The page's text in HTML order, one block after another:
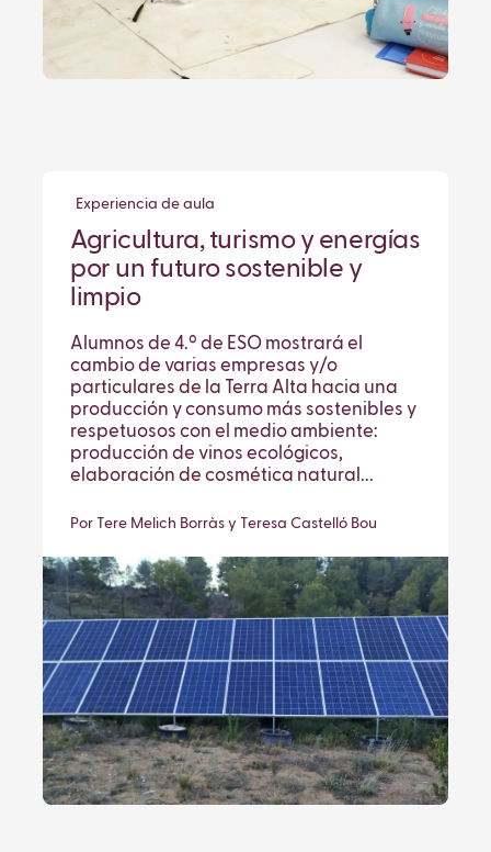
Experiencia de aula
Agricultura, turismo y energías
por un futuro sostenible y
limpio
Alumnos de 4.º de ESO mostrará el
cambio de varias empresas y/o
particulares de la Terra Alta hacia una
producción y consumo más sostenibles y
respetuosos con el medio ambiente:
producción de vinos ecológicos,
elaboración de cosmética natural...
Por Tere Melich Borràs y Teresa Castelló Bou